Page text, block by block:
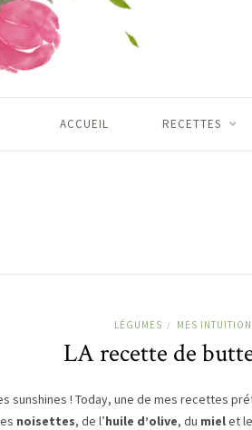
ACCUEIL RECETTES
LÉGUMES / MES
LA recette de
sunshines ! Today, une de mes recettes
noisettes, de l’huile d’olive, du mielet